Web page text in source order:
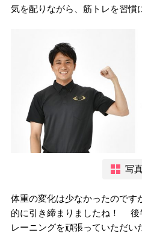
気を配りながら、筋トレを習慣
写
体重の変化は少なかったのです
的に引き締まりましたね！ 後
レーニングを頑張っていただい